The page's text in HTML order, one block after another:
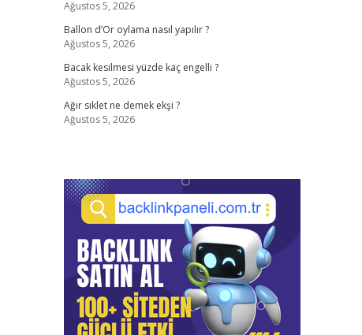
Ağustos 5, 2026
Ballon d’Or oylama nasıl yapılır ?
Ağustos 5, 2026
Bacak kesilmesi yüzde kaç engelli ?
Ağustos 5, 2026
Ağır sıklet ne demek ekşi ?
Ağustos 5, 2026